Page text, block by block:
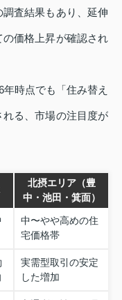
査結果もあり、延伸
価格上昇が確認され
時点でも「住み替え
る、市場の注目度が
北摂エリア（豊
中・池田・箕面）
中〜やや高めの住
宅価格帯
実需型取引の安定
した増加